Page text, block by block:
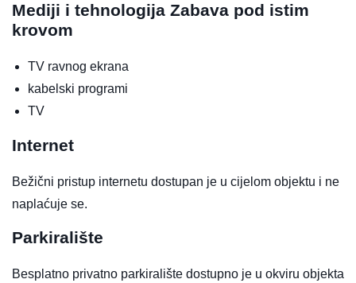
Mediji i tehnologija Zabava pod istim
krovom
TV ravnog ekrana
kabelski programi
TV
Internet
Bežični pristup internetu dostupan je u cijelom objektu i ne
naplaćuje se.
Parkiralište
Besplatno privatno parkiralište dostupno je u okviru objekta